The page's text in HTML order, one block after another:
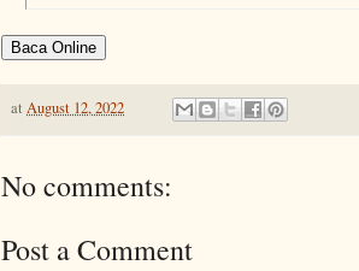
Baca Online
at August 12, 2022
No comments:
Post a Comment